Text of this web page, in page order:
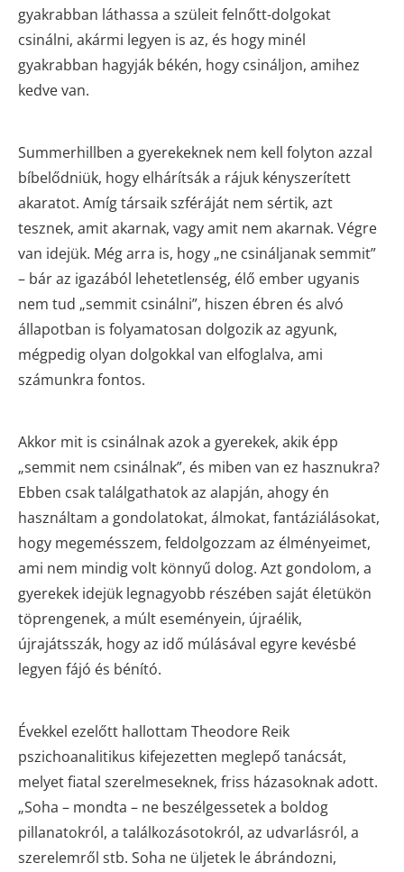
gyakrabban láthassa a szüleit felnőtt-dolgokat
csinálni, akármi legyen is az, és hogy minél
gyakrabban hagyják békén, hogy csináljon, amihez
kedve van.
Summerhillben a gyerekeknek nem kell folyton azzal
bíbelődniük, hogy elhárítsák a rájuk kényszerített
akaratot. Amíg társaik szféráját nem sértik, azt
tesznek, amit akarnak, vagy amit nem akarnak. Végre
van idejük. Még arra is, hogy „ne csináljanak semmit”
– bár az igazából lehetetlenség, élő ember ugyanis
nem tud „semmit csinálni”, hiszen ébren és alvó
állapotban is folyamatosan dolgozik az agyunk,
mégpedig olyan dolgokkal van elfoglalva, ami
számunkra fontos.
Akkor mit is csinálnak azok a gyerekek, akik épp
„semmit nem csinálnak”, és miben van ez hasznukra?
Ebben csak találgathatok az alapján, ahogy én
használtam a gondolatokat, álmokat, fantáziálásokat,
hogy megemésszem, feldolgozzam az élményeimet,
ami nem mindig volt könnyű dolog. Azt gondolom, a
gyerekek idejük legnagyobb részében saját életükön
töprengenek, a múlt eseményein, újraélik,
újrajátsszák, hogy az idő múlásával egyre kevésbé
legyen fájó és bénító.
Évekkel ezelőtt hallottam Theodore Reik
pszichoanalitikus kifejezetten meglepő tanácsát,
melyet fiatal szerelmeseknek, friss házasoknak adott.
„Soha – mondta – ne beszélgessetek a boldog
pillanatokról, a találkozásotokról, az udvarlásról, a
szerelemről stb. Soha ne üljetek le ábrándozni,